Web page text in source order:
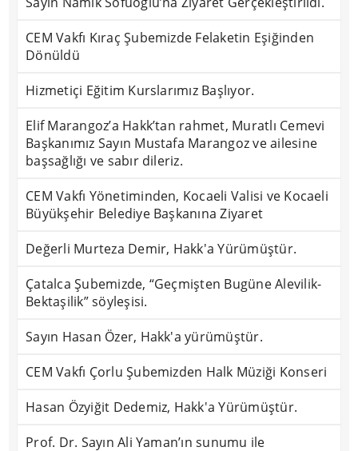
CEM Vakfı Kıraç Şubemizde Felaketin Eşiğinden
Dönüldü
Hizmetiçi Eğitim Kurslarımız Başlıyor.
Elif Marangoz’a Hakk’tan rahmet, Muratlı Cemevi
Başkanımız Sayın Mustafa Marangoz ve ailesine
başsağlığı ve sabır dileriz.
CEM Vakfı Yönetiminden, Kocaeli Valisi ve Kocaeli
Büyükşehir Belediye Başkanına Ziyaret
Değerli Murteza Demir, Hakk'a Yürümüştür.
Çatalca Şubemizde, “Geçmişten Bugüne Alevilik-
Bektaşilik” söyleşisi.
Sayın Hasan Özer, Hakk'a yürümüştür.
CEM Vakfı Çorlu Şubemizden Halk Müziği Konseri
Hasan Özyiğit Dedemiz, Hakk'a Yürümüştür.
Prof. Dr. Sayın Ali Yaman’ın sunumu ile